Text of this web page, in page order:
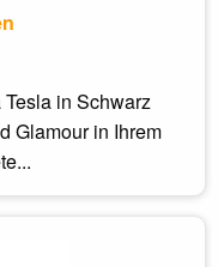
in Schwarz
Glamour in Ihrem